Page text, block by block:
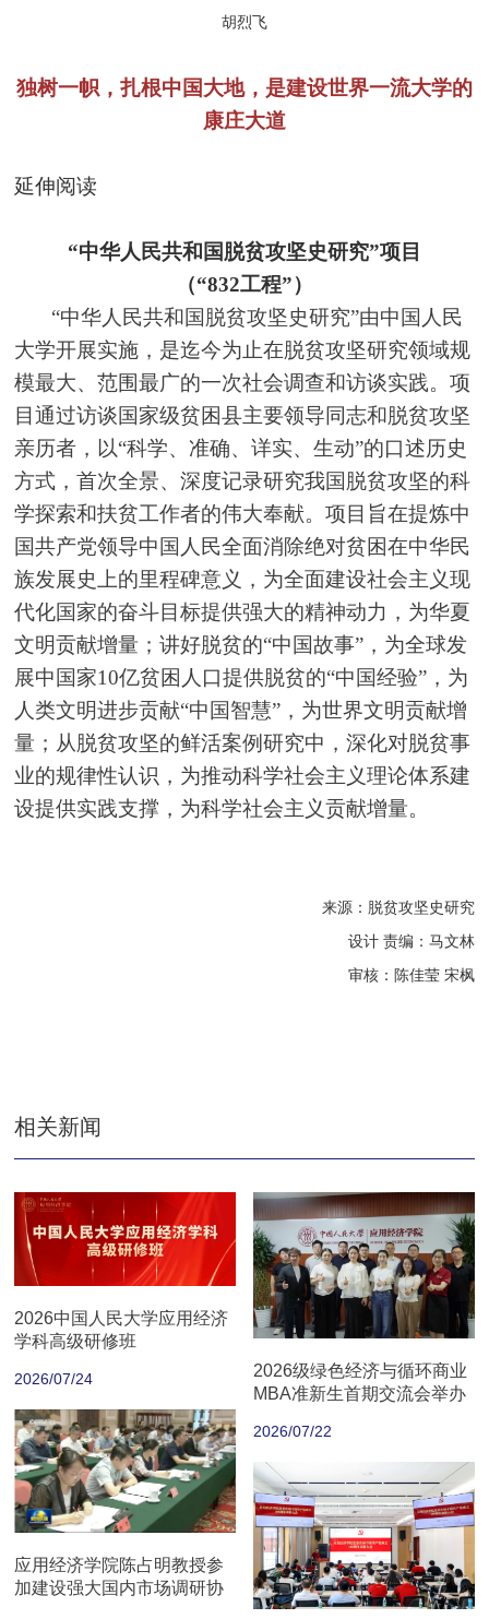
胡烈飞
独树一帜，扎根中国大地，是建设世界一流大学的
康庄大道
延伸阅读
“中华人民共和国脱贫攻坚史研究”项目
（“832工程”）
“中华人民共和国脱贫攻坚史研究”由中国人民
大学开展实施，是迄今为止在脱贫攻坚研究领域规
模最大、范围最广的一次社会调查和访谈实践。项
目通过访谈国家级贫困县主要领导同志和脱贫攻坚
亲历者，以“科学、准确、详实、生动”的口述历史
方式，首次全景、深度记录研究我国脱贫攻坚的科
学探索和扶贫工作者的伟大奉献。项目旨在提炼中
国共产党领导中国人民全面消除绝对贫困在中华民
族发展史上的里程碑意义，为全面建设社会主义现
代化国家的奋斗目标提供强大的精神动力，为华夏
文明贡献增量；讲好脱贫的“中国故事”，为全球发
展中国家10亿贫困人口提供脱贫的“中国经验”，为
人类文明进步贡献“中国智慧”，为世界文明贡献增
量；从脱贫攻坚的鲜活案例研究中，深化对脱贫事
业的规律性认识，为推动科学社会主义理论体系建
设提供实践支撑，为科学社会主义贡献增量。
来源：脱贫攻坚史研究
设计 责编：马文林
审核：陈佳莹 宋枫
相关新闻
2026中国人民大学应用经济
学科高级研修班
2026/07/24
2026级绿色经济与循环商业
MBA准新生首期交流会举办
2026/07/22
应用经济学院陈占明教授参
加建设强大国内市场调研协